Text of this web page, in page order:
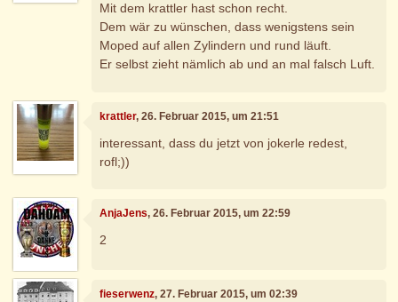
Mit dem krattler hast schon recht.
Dem wär zu wünschen, dass wenigstens sein
Moped auf allen Zylindern und rund läuft.
Er selbst zieht nämlich ab und an mal falsch Luft.
krattler, 26. Februar 2015, um 21:51
interessant, dass du jetzt von jokerle redest,
rofl;))
AnjaJens, 26. Februar 2015, um 22:59
2
fieserwenz, 27. Februar 2015, um 02:39